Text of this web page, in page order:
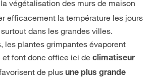
végétalisation des murs de maison
efficacement la température les jours
dans les grandes villes.
les plantes grimpantes évaporent
et font donc office ici de climatiseur
de plus une plus grande